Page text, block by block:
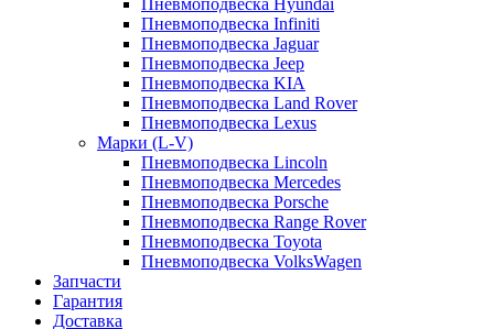
Пневмоподвеска Hyundai
Пневмоподвеска Infiniti
Пневмоподвеска Jaguar
Пневмоподвеска Jeep
Пневмоподвеска KIA
Пневмоподвеска Land Rover
Пневмоподвеска Lexus
Марки (L-V)
Пневмоподвеска Lincoln
Пневмоподвеска Mercedes
Пневмоподвеска Porsche
Пневмоподвеска Range Rover
Пневмоподвеска Toyota
Пневмоподвеска VolksWagen
Запчасти
Гарантия
Доставка